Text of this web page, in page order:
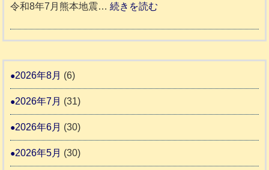
報
3
り
り
市
令和8年7月熊本地震…続きを読む
和
熊
震
2026年8月 (6)
2026年7月 (31)
2026年6月 (30)
2026年5月 (30)